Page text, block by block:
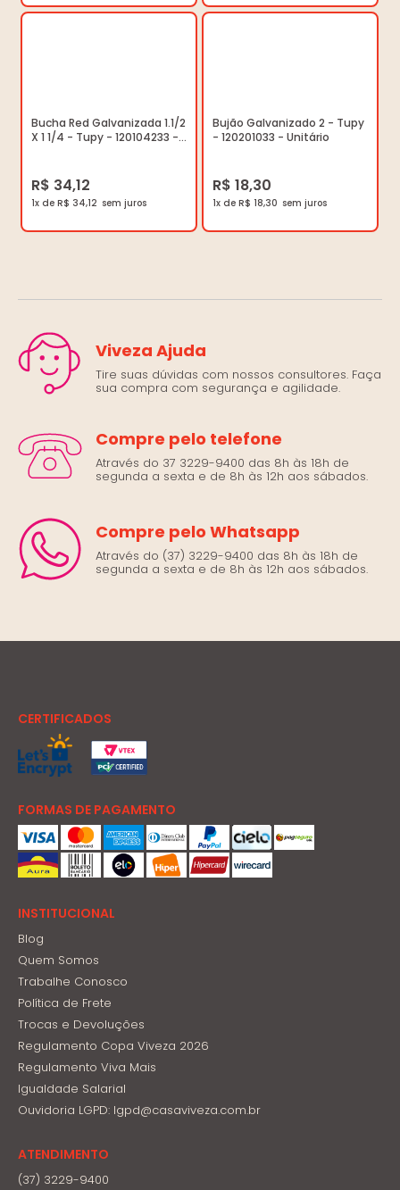
Bucha Red Galvanizada 1.1/2
X 1 1/4 - Tupy - 120104233 -
R$ 34,12
1x de R$ 34,12
Bujão Galvanizado 2 - Tupy
- 120201033 - Unitário
R$ 18,30
1x de R$ 18,30
Viveza Ajuda
Tire suas dúvidas com nossos consultores. Faça
sua compra com segurança e agilidade.
Compre pelo telefone
Através do 37 3229-9400 das 8h às 18h de
segunda a sexta e de 8h às 12h aos sábados.
Compre pelo Whatsapp
Através do (37) 3229-9400 das 8h às 18h de
segunda a sexta e de 8h às 12h aos sábados.
CERTIFICADOS
FORMAS DE PAGAMENTO
INSTITUCIONAL
Blog
Quem Somos
Trabalhe Conosco
Política de Frete
Trocas e Devoluções
Regulamento Copa Viveza 2026
Regulamento Viva Mais
Igualdade Salarial
Ouvidoria LGPD: lgpd@casaviveza.com.br
ATENDIMENTO
(37) 3229-9400